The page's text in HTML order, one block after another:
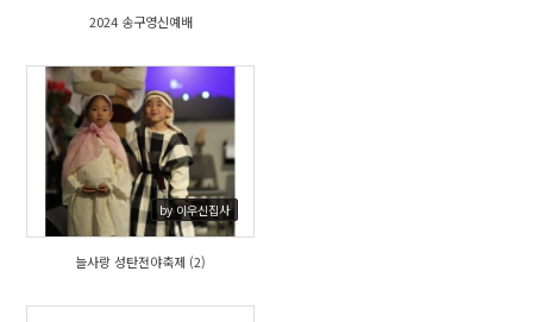
2024 송구영신예배
by 이우신집사
459
늘사랑 성탄전야축제 (2)